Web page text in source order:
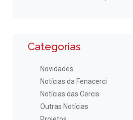
Categorias
Novidades
Notícias da Fenacerci
Notícias das Cercis
Outras Notícias